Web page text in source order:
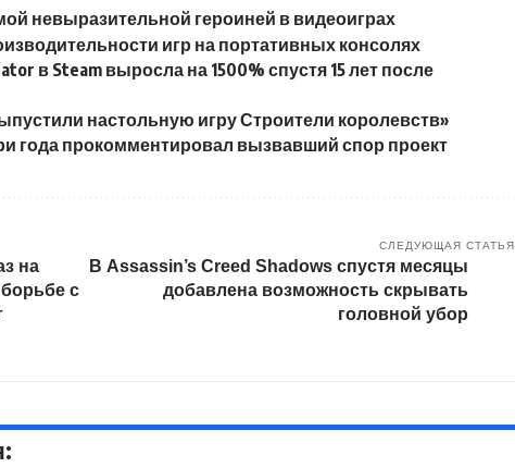
невыразительной героиней в видеоиграх
игр на портативных консолях
в Steam выросла на 1500% спустя 15 лет после
настольную игру Строители королевств»
года прокомментировал вызвавший спор проект
на
с
СЛЕДУЮЩАЯ СТАТЬЯ
В Assassin’s Creed Shadows спустя месяцы
добавлена возможность скрывать
головной убор